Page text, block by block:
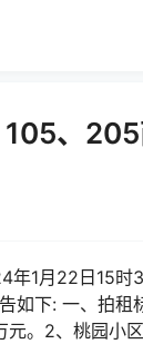
、
年1月22日15
下: 一、拍租
元。2、桃园